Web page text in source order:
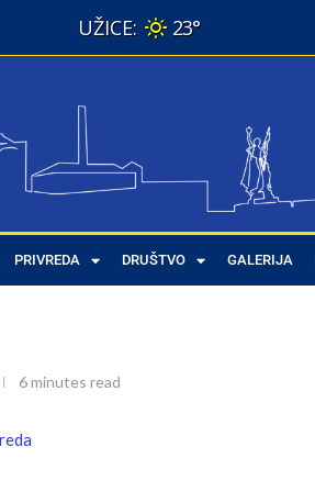
23°
PRIVREDA DRUŠTVO GALERIJA
između dva svetska rata
6 minutes read